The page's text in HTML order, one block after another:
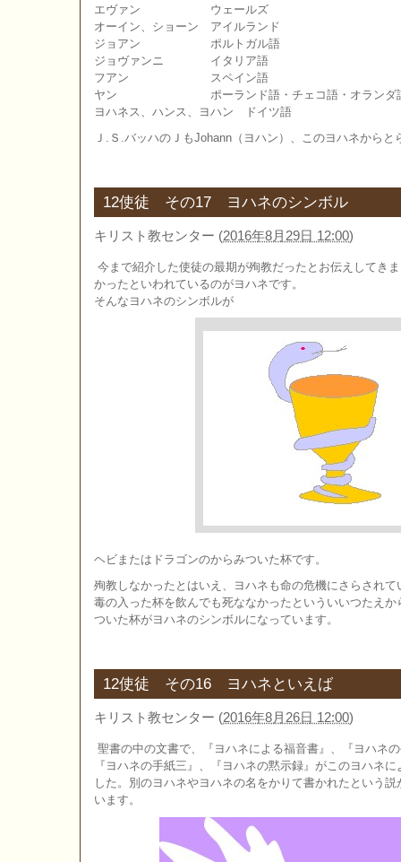
エヴァン ウェールズ
オーイン、ショーン アイルランド
ジョアン ポルトガル語
ジョヴァンニ イタリア語
フアン スペイン語
ヤン ポーランド語・チェコ語・オランダ語
ヨハネス、ハンス、ヨハン ドイツ語
Ｊ.Ｓ.バッハのＪもJohann（ヨハン）、このヨハネから
12使徒 その17 ヨハネのシンボル
キリスト教センター (2016年8月29日 12:00)
今まで紹介した使徒の最期が殉教だったとお伝えしてき
かったといわれているのがヨハネです。
そんなヨハネのシンボルが
ヘビまたはドラゴンのからみついた杯です。
殉教しなかったとはいえ、ヨハネも命の危機にさらされて
毒の入った杯を飲んでも死ななかったといういいつたえ
ついた杯がヨハネのシンボルになっています。
12使徒 その16 ヨハネといえば
キリスト教センター (2016年8月26日 12:00)
聖書の中の文書で、『ヨハネによる福音書』、『ヨハネ
『ヨハネの手紙三』、『ヨハネの黙示録』がこのヨハネ
した。別のヨハネやヨハネの名をかりて書かれたという
います。